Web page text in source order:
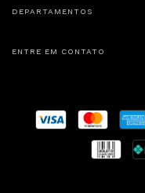
DEPARTAMENTOS
ENTRE EM CONTATO